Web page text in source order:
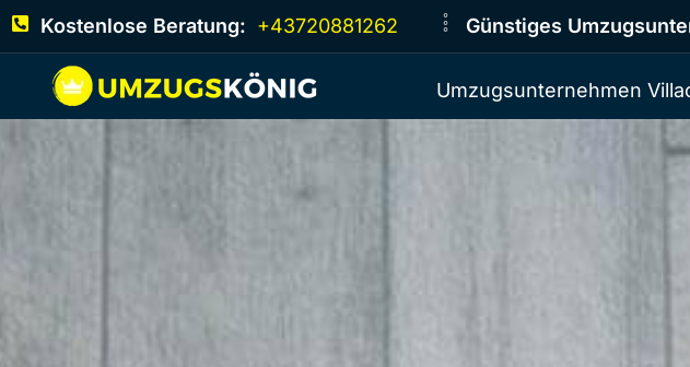
Kostenlose Beratung: +43720881262 Günstiges
Umzugsunternehmen